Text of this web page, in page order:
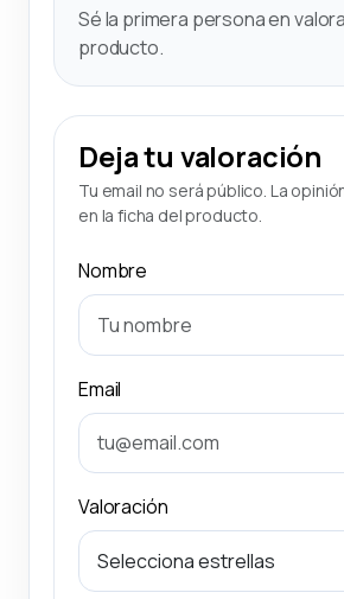
Sé la primera persona en
producto.
Deja tu valoración
Tu email no será público. La
en la ficha del producto.
Nombre
Email
Valoración